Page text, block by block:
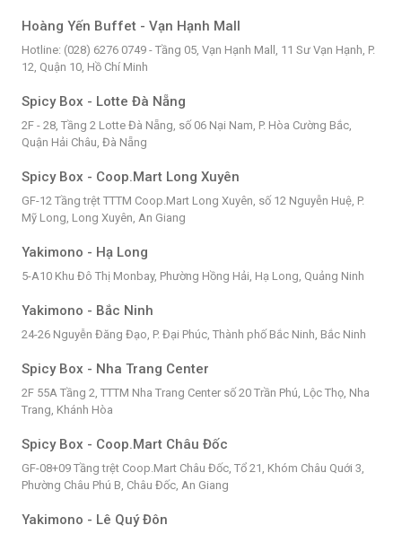
Hoàng Yến Buffet - Vạn Hạnh Mall
Hotline: (028) 6276 0749 - Tầng 05, Vạn Hạnh Mall, 11 Sư Vạn Hạnh, P.
12, Quận 10, Hồ Chí Minh
Spicy Box - Lotte Đà Nẵng
2F - 28, Tầng 2 Lotte Đà Nẵng, số 06 Nại Nam, P. Hòa Cường Bắc,
Quận Hải Châu, Đà Nẵng
Spicy Box - Coop.Mart Long Xuyên
GF-12 Tầng trệt TTTM Coop.Mart Long Xuyên, số 12 Nguyễn Huệ, P.
Mỹ Long, Long Xuyên, An Giang
Yakimono - Hạ Long
5-A10 Khu Đô Thị Monbay, Phường Hồng Hải, Hạ Long, Quảng Ninh
Yakimono - Bắc Ninh
24-26 Nguyễn Đăng Đạo, P. Đại Phúc, Thành phố Bắc Ninh, Bắc Ninh
Spicy Box - Nha Trang Center
2F 55A Tầng 2, TTTM Nha Trang Center số 20 Trần Phú, Lộc Thọ, Nha
Trang, Khánh Hòa
Spicy Box - Coop.Mart Châu Đốc
GF-08+09 Tầng trệt Coop.Mart Châu Đốc, Tổ 21, Khóm Châu Quới 3,
Phường Châu Phú B, Châu Đốc, An Giang
Yakimono - Lê Quý Đôn